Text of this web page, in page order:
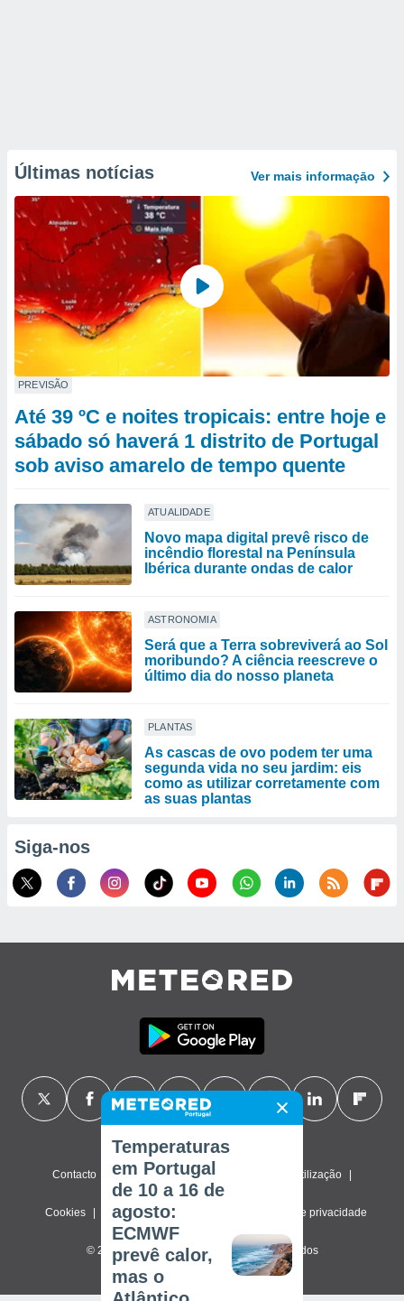
Últimas notícias Ver mais informaçāo
PREVISÃO
Até 39 ºC e noites tropicais: entre hoje e
sábado só haverá 1 distrito de Portugal
sob aviso amarelo de tempo quente
ATUALIDADE
Novo mapa digital prevê risco de
incêndio florestal na Península
Ibérica durante ondas de calor
ASTRONOMIA
Será que a Terra sobreviverá ao Sol
moribundo? A ciência reescreve o
último dia do nosso planeta
PLANTAS
As cascas de ovo podem ter uma
segunda vida no seu jardim: eis
como as utilizar corretamente com
as suas plantas
Siga-nos
Contacto Sobre nós FAQ Termos de utilização
Cookies Política de privacidade Definições de privacidade
© 2026 Meteored. Todos os direitos reservados
Temperaturas
em Portugal
de 10 a 16 de
agosto:
ECMWF
prevê calor,
mas o